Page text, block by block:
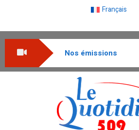
Français
Nos émissions